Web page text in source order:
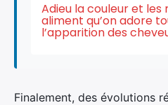
Adieu la couleur et les
aliment qu’on adore
l’apparition des
Finalement, des évolutions